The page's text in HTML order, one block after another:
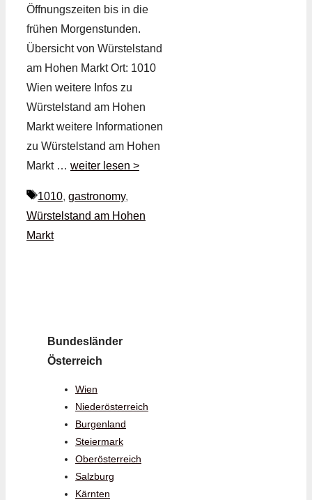
Öffnungszeiten bis in die
frühen Morgenstunden.
Übersicht von Würstelstand
am Hohen Markt Ort: 1010
Wien weitere Infos zu
Würstelstand am Hohen
Markt weitere Informationen
zu Würstelstand am Hohen
Markt … weiter lesen >
Schlagwörter
1010, gastronomy,
Würstelstand am Hohen
Markt
Bundesländer
Österreich
Wien
Niederösterreich
Burgenland
Steiermark
Oberösterreich
Salzburg
Kärnten